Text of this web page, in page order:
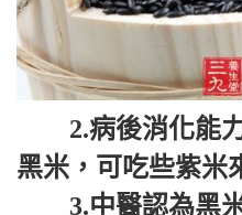
2.病後消化能力
黑米，可吃些紫米
3.中醫認為黑米